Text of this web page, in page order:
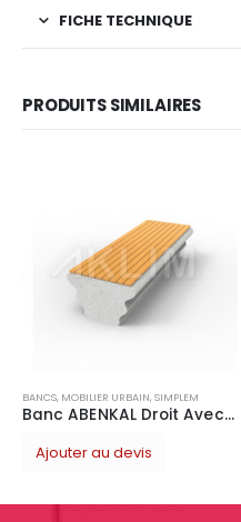
FICHE TECHNIQUE
PRODUITS SIMILAIRES
Banc ABENKAL Droit Avec Assise en bois
BANCS JARDINIÈRES
Banc AKLIBOWL
Ajouter au devis